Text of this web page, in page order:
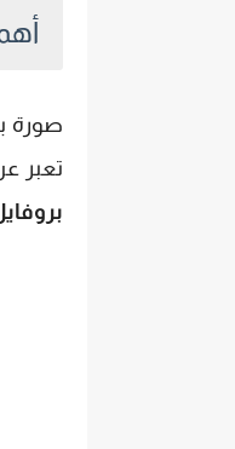
صورة
تعبر